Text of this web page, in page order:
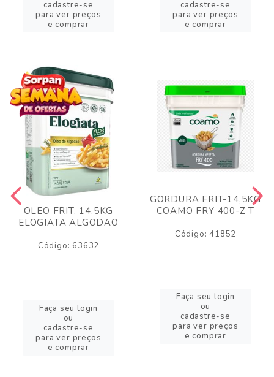
cadastre-se
para ver preços
e comprar
cadastre-se
para ver preços
e comprar
OLEO FRIT. 14,5KG
ELOGIATA ALGODAO
Código: 63632
Faça seu login
ou
cadastre-se
para ver preços
e comprar
GORDURA FRIT-14,5KG
COAMO FRY 400-Z T
Código: 41852
Faça seu login
ou
cadastre-se
para ver preços
e comprar